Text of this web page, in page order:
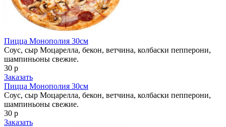
Пицца Монополия 30см
Соус, сыр Моцарелла, бекон, ветчина, колбаски пепперони,
шампиньоны свежие.
30 р
Заказать
Пицца Монополия 30см
Соус, сыр Моцарелла, бекон, ветчина, колбаски пепперони,
шампиньоны свежие.
30 р
Заказать